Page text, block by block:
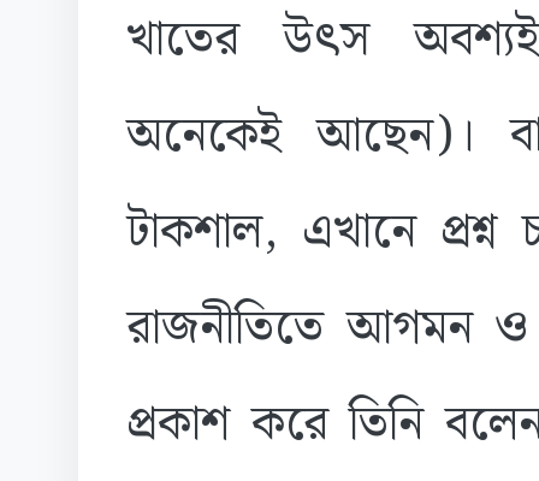
খাতের উৎস
অনেকেই আছেন)।
টাকশাল, এখানে প্রশ্ন
রাজনীতিতে আগমন ও
প্রকাশ করে তিনি